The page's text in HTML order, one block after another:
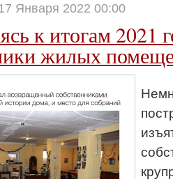
Января 2022 00:00
к итогам 2021
жилых